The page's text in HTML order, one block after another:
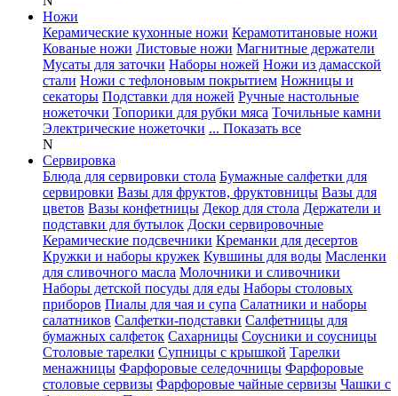
Ножи
Керамические кухонные ножи Керамотитановые ножи
Кованые ножи Листовые ножи Магнитные держатели
Мусаты для заточки Наборы ножей Ножи из дамасской
стали Ножи с тефлоновым покрытием Ножницы и
секаторы Подставки для ножей Ручные настольные
ножеточки Топорики для рубки мяса Точильные камни
Электрические ножеточки ... Показать все
N
Сервировка
Блюда для сервировки стола Бумажные салфетки для
сервировки Вазы для фруктов, фруктовницы Вазы для
цветов Вазы конфетницы Декор для стола Держатели и
подставки для бутылок Доски сервировочные
Керамические подсвечники Креманки для десертов
Кружки и наборы кружек Кувшины для воды Масленки
для сливочного масла Молочники и сливочники
Наборы детской посуды для еды Наборы столовых
приборов Пиалы для чая и супа Салатники и наборы
салатников Салфетки-подставки Салфетницы для
бумажных салфеток Сахарницы Соусники и соусницы
Столовые тарелки Супницы с крышкой Тарелки
менажницы Фарфоровые селедочницы Фарфоровые
столовые сервизы Фарфоровые чайные сервизы Чашки с